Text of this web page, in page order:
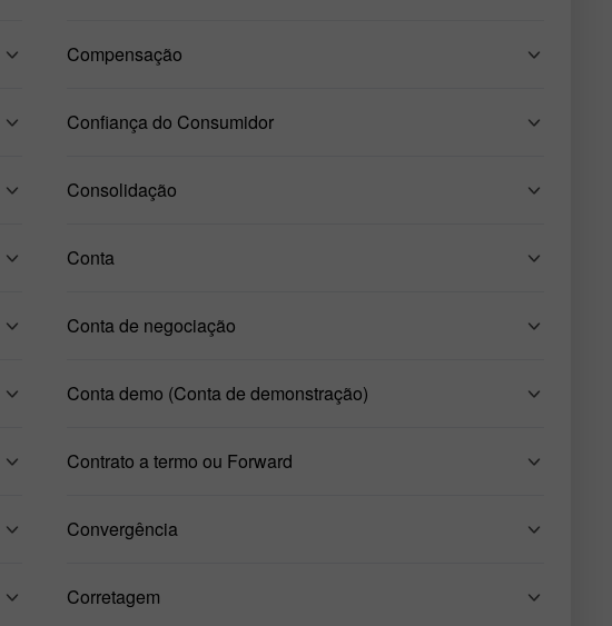
Compensação
Confiança do Consumidor
Consolidação
Conta
Conta de negociação
Conta demo (Conta de demonstração)
Contrato a termo ou Forward
Convergência
Corretagem